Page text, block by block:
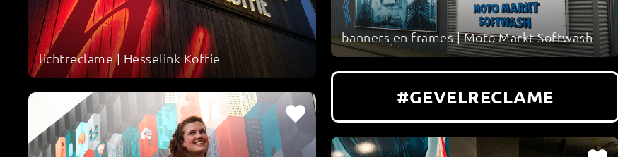
lichtreclame | Hesselink Koffie
banners en frames | Moto Markt Softwash
#GEVELRECLAME